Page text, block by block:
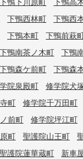
下鴨西林町 下鴨西
下鴨本町 下鴨前萩
下鴨南茶ノ木町
下鴨
下鴨森ケ前町 下鴨森
院泉殿町 修学院犬
町 修学院千万田町
前町 修学院坪江町
町 聖護院山王町
聖護院蓮華蔵町 新車